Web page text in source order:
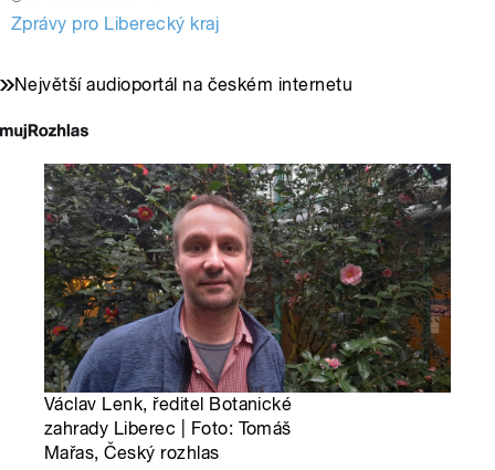
Zprávy pro Liberecký kraj
Největší audioportál na českém internetu
Václav Lenk, ředitel Botanické
zahrady Liberec | Foto: Tomáš
Mařas, Český rozhlas